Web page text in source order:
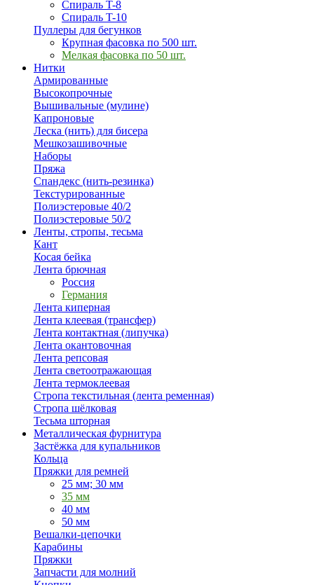
Спираль T-8
Спираль T-10
Пуллеры для бегунков
Крупная фасовка по 500 шт.
Мелкая фасовка по 50 шт.
Нитки
Армированные
Высокопрочные
Вышивальные (мулине)
Капроновые
Леска (нить) для бисера
Мешкозашивочные
Наборы
Пряжа
Спандекс (нить-резинка)
Текстурированные
Полиэстеровые 40/2
Полиэстеровые 50/2
Ленты, стропы, тесьма
Кант
Косая бейка
Лента брючная
Россия
Германия
Лента киперная
Лента клеевая (трансфер)
Лента контактная (липучка)
Лента окантовочная
Лента репсовая
Лента светоотражающая
Лента термоклеевая
Стропа текстильная (лента ременная)
Стропа шёлковая
Тесьма шторная
Металлическая фурнитура
Застёжка для купальников
Кольца
Пряжки для ремней
25 мм; 30 мм
35 мм
40 мм
50 мм
Вешалки-цепочки
Карабины
Пряжки
Запчасти для молний